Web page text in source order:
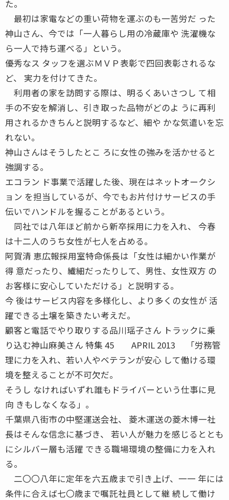
た。
最初は家電などの重い荷物を運ぶのも一苦労だ った
神山さん、今では「一人暮らし用の冷蔵庫や 洗濯機な
ら一人で持ち運べる」という。
優秀なス タッフを選ぶＭＶＰ表彰で四回表彰されるな
ど、 実力を付けてきた。
利用者の家を訪問する際は、明るくあいさつし て相
手の不安を解消し、引き取った品物がどのよ うに再利
用されるかきちんと説明するなど、細や かな気遣いを忘
れない。
神山さんはそうしたとこ ろに女性の強みを活かせると
強調する。
エコラン ド事業で活躍した後、現在はネットオークシ
ョン を担当しているが、今でもお片付けサービスの手
伝いでハンドルを握ることがあるという。
同社では八年ほど前から新卒採用に力を入れ、 今春
は十二人のうち女性が七人を占める。
阿賀清 恵広報採用室特命係長は「女性は細かい作業が
得 意だったり、繊細だったりして、男性、女性双方 の
お客様に安心していただける」と説明する。
今 後はサービス内容を多様化し、より多くの女性が 活
躍できる土壌を築きたい考えだ。
顧客と電話でやり取りする品川瑶子さん トラックに乗
り込む神山麻美さん 特集 45 APRIL 2013 「労務管
理に力を入れ、若い人やベテランが安心 して働ける環
境を整えることが不可欠だ。
そうし なければいずれ誰もドライバーという仕事に見
向 きもしなくなる」。
千葉県八街市の中堅運送会社、 菱木運送の菱木博一社
長はそんな信念に基づき、 若い人が魅力を感じるととも
にシルバー層も活躍 できる職場環境の整備に力を入れ
る。
二〇〇八年に定年を六五歳まで引き上げ、一一 年には
条件に合えば七〇歳まで嘱託社員として継 続して働け